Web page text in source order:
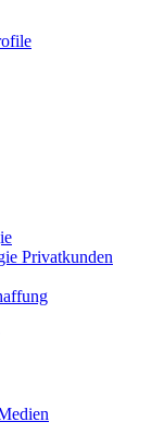
Privatkunden